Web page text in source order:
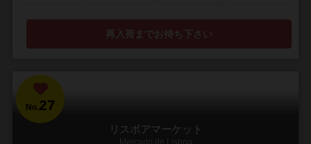
再入荷までお待ち下さい
No.27
リスボアマーケット